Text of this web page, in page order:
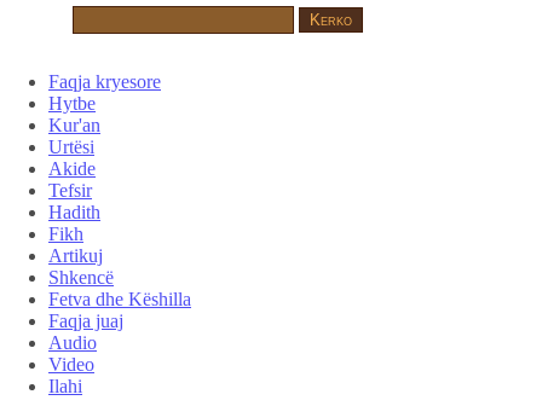
Faqja kryesore
Hytbe
Kur'an
Urtësi
Akide
Tefsir
Hadith
Fikh
Artikuj
Shkencë
Fetva dhe Këshilla
Faqja juaj
Audio
Video
Ilahi